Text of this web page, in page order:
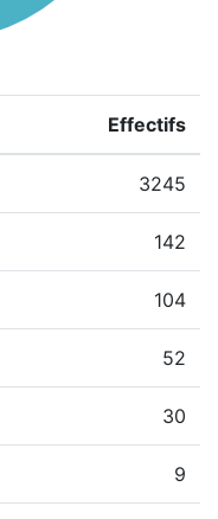
Effectifs
3245
142
104
52
30
9